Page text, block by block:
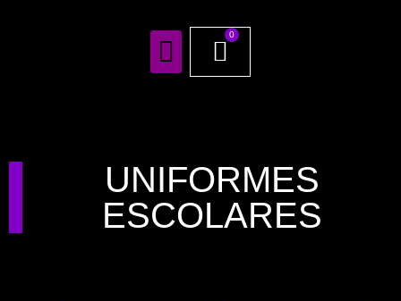
0
UNIFORMES
ESCOLARES